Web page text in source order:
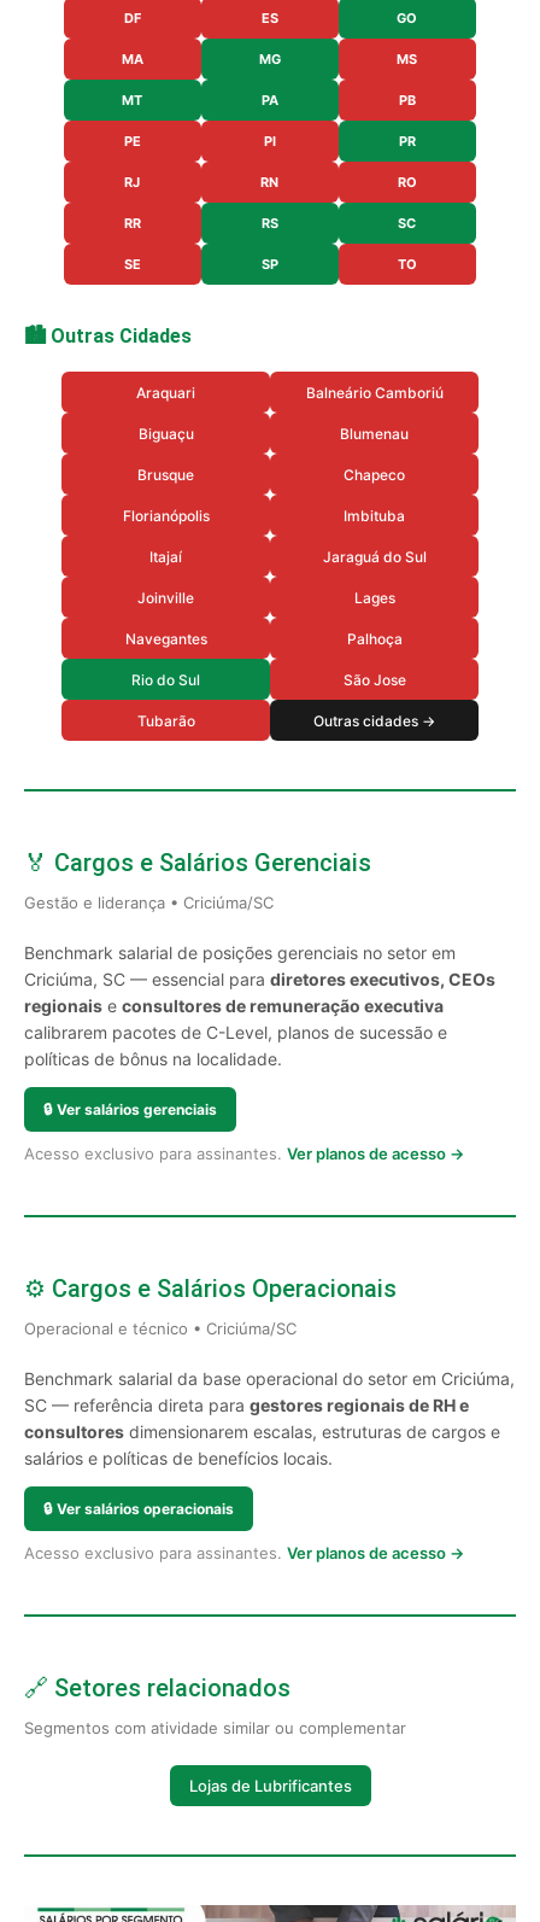
DF ES GO
MA MG MS
MT PA PB
PE PI PR
RJ RN RO
RR RS SC
SE SP TO
🏙️ Outras Cidades
Araquari Balneário Camboriú
Biguaçu Blumenau
Brusque Chapeco
Florianópolis Imbituba
Itajaí Jaraguá do Sul
Joinville Lages
Navegantes Palhoça
Rio do Sul São Jose
Tubarão Outras cidades →
🏅 Cargos e Salários Gerenciais
Gestão e liderança • Criciúma/SC
Benchmark salarial de posições gerenciais no setor em
Criciúma, SC — essencial para diretores executivos, CEOs
regionais e consultores de remuneração executiva
calibrarem pacotes de C-Level, planos de sucessão e
políticas de bônus na localidade.
🔒 Ver salários gerenciais
Acesso exclusivo para assinantes. Ver planos de acesso →
⚙️ Cargos e Salários Operacionais
Operacional e técnico • Criciúma/SC
Benchmark salarial da base operacional do setor em Criciúma,
SC — referência direta para gestores regionais de RH e
consultores dimensionarem escalas, estruturas de cargos e
salários e políticas de benefícios locais.
🔒 Ver salários operacionais
Acesso exclusivo para assinantes. Ver planos de acesso →
🔗 Setores relacionados
Segmentos com atividade similar ou complementar
Lojas de Lubrificantes